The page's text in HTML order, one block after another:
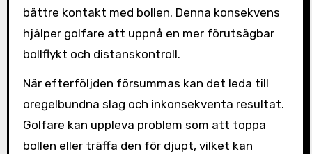
bättre kontakt med bollen. Denna konsekvens
hjälper golfare att uppnå en mer förutsägbar
bollflykt och distanskontroll.
När efterföljden försummas kan det leda till
oregelbundna slag och inkonsekventa resultat.
Golfare kan uppleva problem som att toppa
bollen eller träffa den för djupt, vilket kan